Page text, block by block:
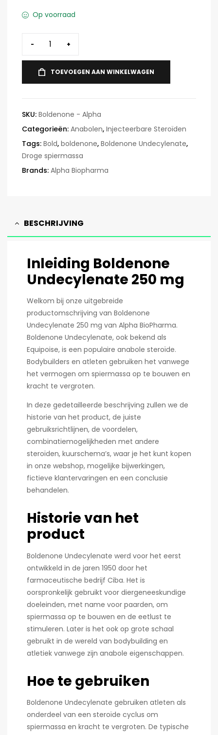
Op voorraad
- +
TOEVOEGEN AAN WINKELWAGEN
SKU: Boldenone - Alpha
Categorieën: Anabolen, Injecteerbare Steroïden
Tags: Bold, boldenone, Boldenone Undecylenate,
Droge spiermassa
Brands: Alpha Biopharma
BESCHRIJVING
Inleiding Boldenone
Undecylenate 250 mg
Welkom bij onze uitgebreide
productomschrijving van Boldenone
Undecylenate 250 mg van Alpha BioPharma.
Boldenone Undecylenate, ook bekend als
Equipoise, is een populaire anabole steroïde.
Bodybuilders en atleten gebruiken het vanwege
het vermogen om spiermassa op te bouwen en
kracht te vergroten.
In deze gedetailleerde beschrijving zullen we de
historie van het product, de juiste
gebruiksrichtlijnen, de voordelen,
combinatiemogelijkheden met andere
steroïden, kuurschema’s, waar je het kunt kopen
in onze webshop, mogelijke bijwerkingen,
fictieve klantervaringen en een conclusie
behandelen.
Historie van het
product
Boldenone Undecylenate werd voor het eerst
ontwikkeld in de jaren 1950 door het
farmaceutische bedrijf Ciba. Het is
oorspronkelijk gebruikt voor diergeneeskundige
doeleinden, met name voor paarden, om
spiermassa op te bouwen en de eetlust te
stimuleren. Later is het ook op grote schaal
gebruikt in de wereld van bodybuilding en
atletiek vanwege zijn anabole eigenschappen.
Hoe te gebruiken
Boldenone Undecylenate gebruiken atleten als
onderdeel van een steroïde cyclus om
spiermassa en kracht te vergroten. De typische